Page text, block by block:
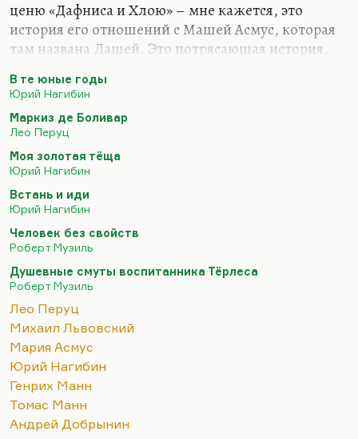
ценю «Дафниса и Хлою» – мне кажется, это
история его отношений с Машей Асмус, которая
там названа Дашей. Это потрясающая история,
исповедальности. Кстати, это лучшее, что
написано на русском языке об эротике, мне
кажется. Еще к этому примыкает ранняя
сравнительно вещь «В те юные годы» про Оську
Роскина. Все, что сказано об этой прекрасной,
удивительной генерации, об этом поколении
русских модернистов 40-го года, это поколение
ифлийское вообще самое интересное. И для этой
молодежи любовь (даже физическая) была…
В те юные годы
Юрий Нагибин
Маркиз де Боливар
Лео Перуц
Моя золотая тёща
Юрий Нагибин
Встань и иди
Юрий Нагибин
Человек без свойств
Роберт Музиль
Душевные смуты воспитанника Тёрлеса
Роберт Музиль
Лео Перуц
Михаил Львовский
Мария Асмус
Юрий Нагибин
Генрих Манн
Томас Манн
Андрей Добрынин